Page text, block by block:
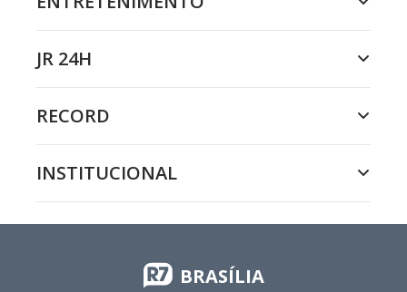
JR 24H
RECORD
INSTITUCIONAL
BRASÍLIA